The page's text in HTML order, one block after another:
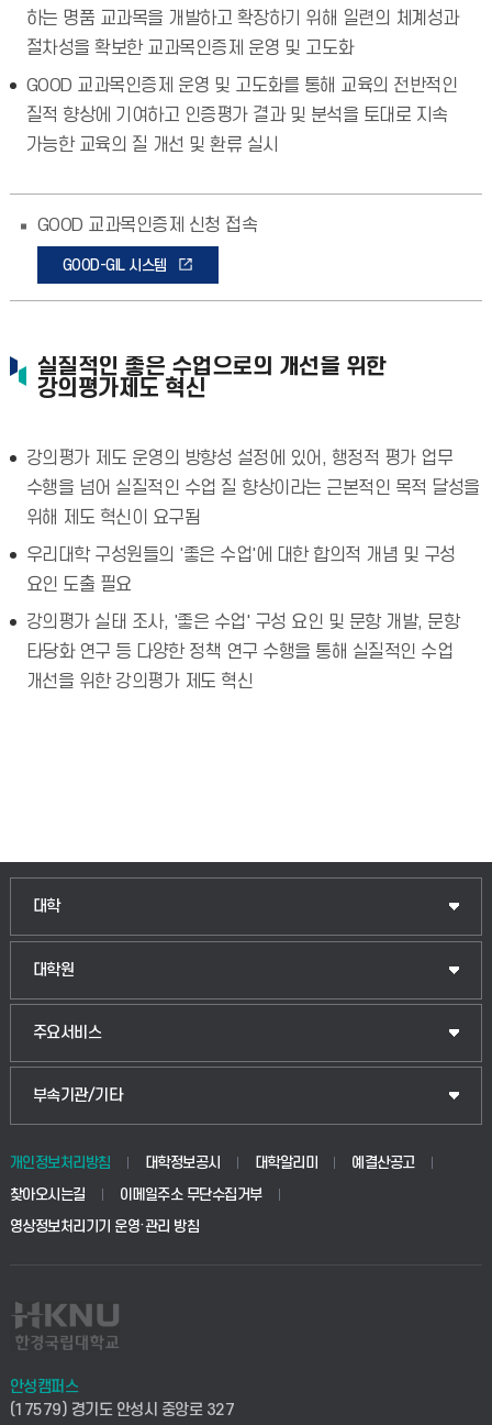
하는 명품 교과목을 개발하고 확장하기 위해 일련의 체계성과
절차성을 확보한 교과목인증제 운영 및 고도화
GOOD 교과목인증제 운영 및 고도화를 통해 교육의 전반적인
질적 향상에 기여하고 인증평가 결과 및 분석을 토대로 지속
가능한 교육의 질 개선 및 환류 실시
GOOD 교과목인증제 신청 접속
GOOD-GIL 시스템
실질적인 좋은 수업으로의 개선을 위한
강의평가제도 혁신
강의평가 제도 운영의 방향성 설정에 있어, 행정적 평가 업무
수행을 넘어 실질적인 수업 질 향상이라는 근본적인 목적 달성을
위해 제도 혁신이 요구됨
우리대학 구성원들의 '좋은 수업'에 대한 합의적 개념 및 구성
요인 도출 필요
강의평가 실태 조사, '좋은 수업' 구성 요인 및 문항 개발, 문항
타당화 연구 등 다양한 정책 연구 수행을 통해 실질적인 수업
개선을 위한 강의평가 제도 혁신
대학
인문융합공공인재학부
법경영학부
생명공학부
사회안전시스템공학부
컴퓨터응용수학부
대학원
일반대학원
산업대학원
공공정책대학원
교육대학원
주요서비스
입학안내
웹메일
학사시스템(전문학사 및 전공심화)
사이버캠퍼스(전문학사 및 전공심화)
시설바로처리서비스
부속기관/기타
중앙도서관
학생생활관(안성)
산학협력단
취업지원센터
개인정보처리방침 대학정보공시 대학알리미
예결산공고
찾아오시는길
이메일주소 무단수집거부
영상정보처리기기 운영·관리 방침
안성캠퍼스
(17579) 경기도 안성시 중앙로 327